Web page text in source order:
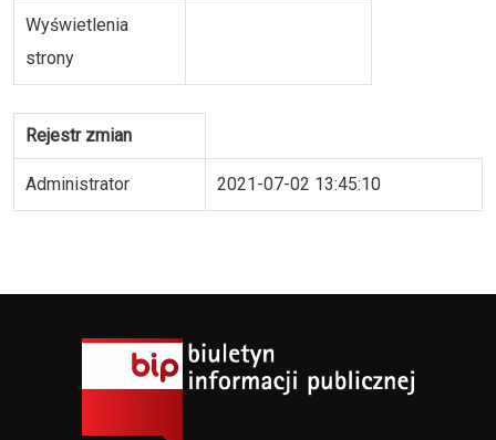
Wyświetlenia
strony
Rejestr zmian
Administrator 2021-07-02 13:45:10